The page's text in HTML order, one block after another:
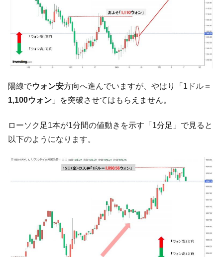
『Money1』
韓国･李在明「青年層の雇用状況が悪い。せ
や、若者に起業させよう」⇒ どんな雇用対策だソレ。
『Money1』
【韓国の外貨準備】2026年07月は4,279億ド
ル。外平債の発行「19.4億ドル」
『Money1』
韓国「ここは北朝鮮なのか。選管がサーバ
『Money1』
韓国･李在明さっそく不動産対策で浅薄な発
言。
『Money1』
だ。
す」⇒「金を経由するドル入手」手段ではないのか？
韓国･外為取引量「1日当たり1,214.4億ド
ル」まで拡大 ⇒ 海外資金の動きに強く左右される状態
韓国･帰ってきた李在明。李在明を支持しな
い「50.5％」に上昇
『Money1』
韓国大統領府ボンクラ政策室長が告発され
た ⇒ 国家が行った恐るべき株価操作であり、空前の国政壟
陽線でウォン安方向へ進んでいますが、やはり「1ドル＝
1,100ウォン 」を突破させてはもらえません。
ローソク足1本が1分間の値動きを示す「1分足」で見ると
以下のようになります。